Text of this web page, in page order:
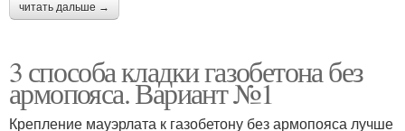
читать дальше →
3 способа кладки газобетона без
армопояса. Вариант №1
Крепление мауэрлата к газобетону без армопояса лучше